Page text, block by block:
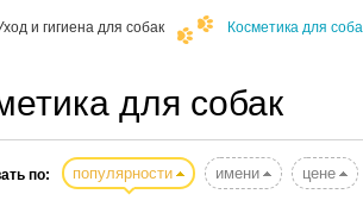
и гигиена для собак Косметика для
для собак
по: популярности имени цене